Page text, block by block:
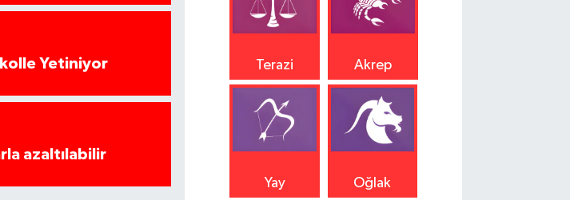
Yetiniyor
azaltılabilir
Terazi Akrep
Yay Oğlak